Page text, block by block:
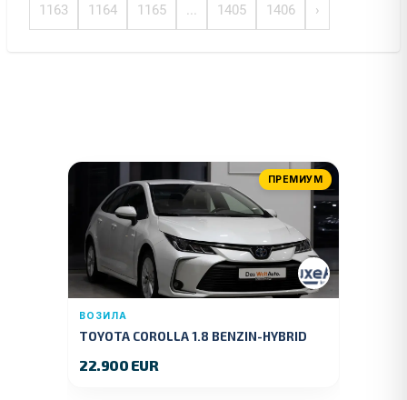
1163 1164 1165 ... 1405 1406 ›
ПРЕМИУМ
ВОЗИЛА
TOYOTA COROLLA 1.8 BENZIN-HYBRID
22.900 EUR